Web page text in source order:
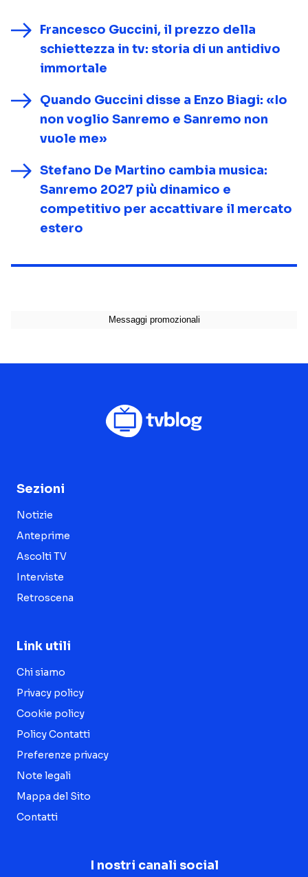
Francesco Guccini, il prezzo della
schiettezza in tv: storia di un antidivo
immortale
Quando Guccini disse a Enzo Biagi: «Io
non voglio Sanremo e Sanremo non
vuole me»
Stefano De Martino cambia musica:
Sanremo 2027 più dinamico e
competitivo per accattivare il mercato
estero
Sezioni
Notizie
Anteprime
Ascolti TV
Interviste
Retroscena
Link utili
Chi siamo
Privacy policy
Cookie policy
Policy Contatti
Preferenze privacy
Note legali
Mappa del Sito
Contatti
I nostri canali social